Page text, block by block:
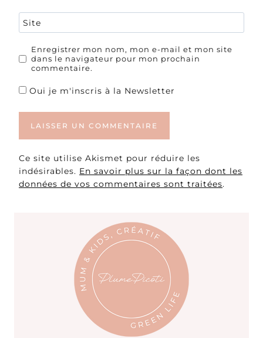
Site
Enregistrer mon nom, mon e-mail et mon site
dans le navigateur pour mon prochain
commentaire.
Oui je m'inscris à la Newsletter
Ce site utilise Akismet pour réduire les
indésirables. En savoir plus sur la façon dont les
données de vos commentaires sont traitées.